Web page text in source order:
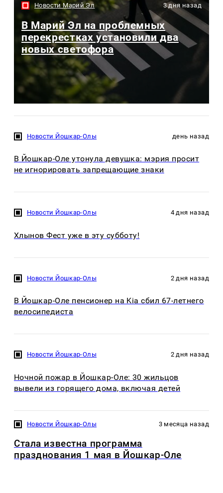
Новости Марий Эл 3 дня назад
В Марий Эл на проблемных
перекрестках установили два
новых светофора
Новости Йошкар-Олы день назад
В Йошкар-Оле утонула девушка: мэрия просит
не игнорировать запрещающие знаки
Новости Йошкар-Олы 4 дня назад
Хлынов Фест уже в эту субботу!
Новости Йошкар-Олы 2 дня назад
В Йошкар-Оле пенсионер на Kia сбил 67-летнего
велосипедиста
Новости Йошкар-Олы 2 дня назад
Ночной пожар в Йошкар-Оле: 30 жильцов
вывели из горящего дома, включая детей
Новости Йошкар-Олы 3 месяца назад
Стала известна программа
празднования 1 мая в Йошкар-Оле